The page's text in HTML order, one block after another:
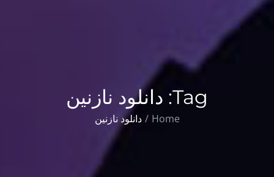
Tag: دانلود نازنین
Home دانلود نازنین